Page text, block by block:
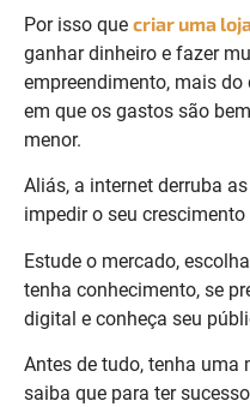
Por isso que criar uma
ganhar dinheiro e fazer
empreendimento, mais
em que os gastos são
menor.
Aliás, a internet derruba
impedir o seu
Estude o mercado,
tenha conhecimento, se
digital e conheça seu
Antes de tudo, tenha uma
saiba que para ter